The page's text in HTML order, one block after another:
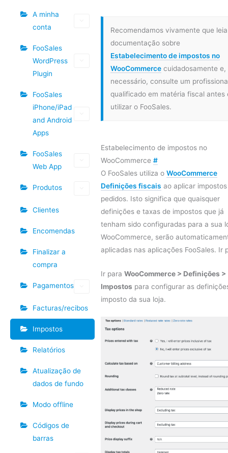
A minha
conta
FooSales
WordPress
Plugin
FooSales
iPhone/iPad
and Android
Apps
FooSales
Web App
Produtos
Clientes
Encomendas
Finalizar a
compra
Pagamentos
Facturas/recibos
Impostos
Relatórios
Atualização de
dados de fundo
Modo offline
Códigos de
barras
Recomendamos vivamente que
documentação sobre
Estabelecimento de impostos no
WooCommercecuidadosamente e,
necessário, consulte um
qualificado em matéria fiscal antes
utilizar o FooSales.
Estabelecimento de impostos no
WooCommerce #
O FooSales utiliza o WooCommerce
Definições fiscais ao aplicar
pedidos. Isto significa que quaisquer
definições e taxas de impostos que já
tenham sido configuradas para a sua
WooCommerce, serão
aplicadas nas aplicações FooSales. Ir
Ir para WooCommerce > Definições >
Impostos para configurar as
imposto da sua loja.
do
Doc